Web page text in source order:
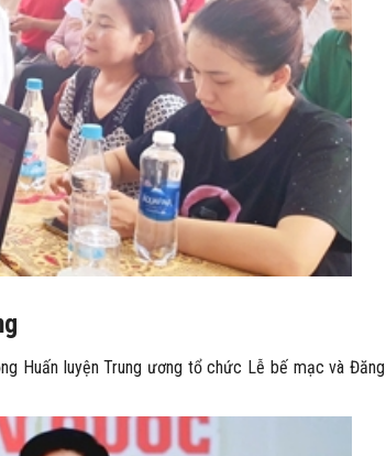
Huấn luyện Trung ương tổ chức Lễ bế mạc và Đăng